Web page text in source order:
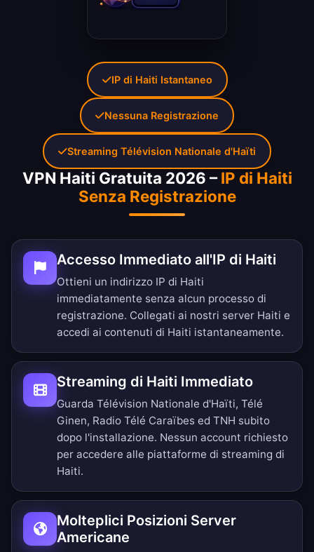
VPN Haiti Gratuita 2026 –IP di Haiti
Senza Registrazione
Accesso Immediato all'IP di Haiti
Ottieni un indirizzo IP di Haiti
immediatamente senza alcun processo di
registrazione. Collegati ai nostri server Haiti e
accedi ai contenuti di Haiti istantaneamente.
Streaming di Haiti Immediato
Guarda Télévision Nationale d'Haïti, Télé
Ginen, Radio Télé Caraïbes ed TNH subito
dopo l'installazione. Nessun account richiesto
per accedere alle piattaforme di streaming di
Haiti.
Molteplici Posizioni Server
Americane
IP di Haiti Istantaneo
Nessuna Registrazione
Streaming Télévision Nationale d'Haïti